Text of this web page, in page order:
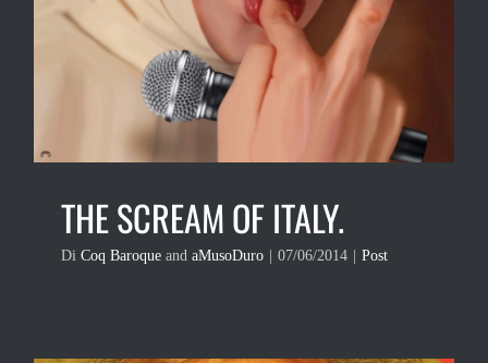
THE SCREAM OF ITALY.
Di Coq Baroque and aMusoDuro 07/06/2014 Post